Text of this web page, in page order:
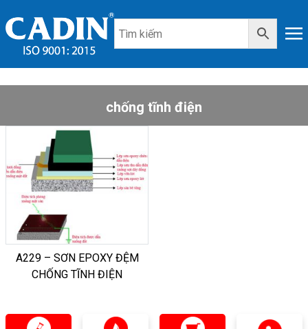
chống tĩnh điện
A229 – SƠN EPOXY ĐỆM
CHỐNG TĨNH ĐIỆN